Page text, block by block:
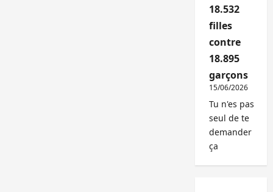
18.532
filles
contre
18.895
garçons
15/06/2026
Tu n'es pas
seul de te
demander
ça